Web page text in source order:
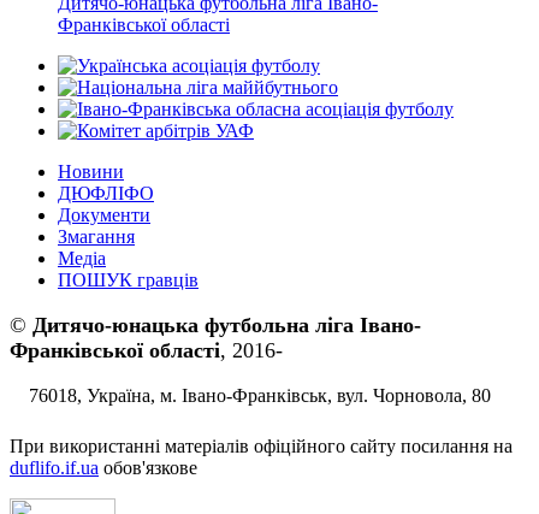
Франківської області
Новини
ДЮФЛІФО
Документи
Змагання
Медіа
ПОШУК гравців
© Дитячо-юнацька футбольна ліга Івано-
Франківської області, 2016-
76018, Україна, м. Івано-Франківськ, вул. Чорновола, 80
При використанні матеріалів офіційного сайту посилання на
duflifo.if.ua обов'язкове